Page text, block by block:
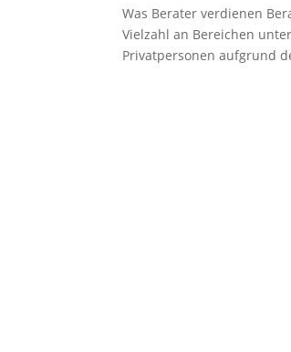
Was Berater verdienen
Vielzahl an Bereichen
Privatpersonen aufgrund